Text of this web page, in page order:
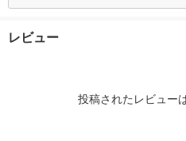
レビュー
投稿されたレビュー